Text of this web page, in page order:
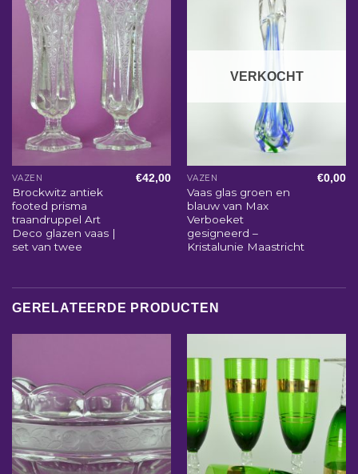
VAZEN
Brockwitz antiek
footed prisma
traandruppel Art
Deco glazen vaas |
set van twee
€42,00
VERKOCHT
VAZEN
Vaas glas groen en
blauw van Max
Verboeket
gesigneerd –
Kristalunie Maastricht
€0,00
GERELATEERDE PRODUCTEN